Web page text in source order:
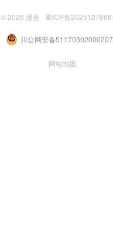
© 2026 漫夜 蜀ICP备2025127868
川公网安备
网站地图